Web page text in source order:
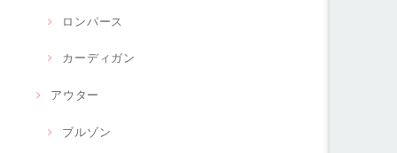
ロンパース
カーディガン
アウター
ブルゾン